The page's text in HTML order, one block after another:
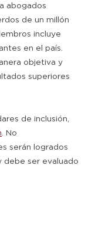
abogados
de un millón
incluye
en el país.
objetiva y
superiores
de inclusión,
. No
serán logrados
debe ser evaluado